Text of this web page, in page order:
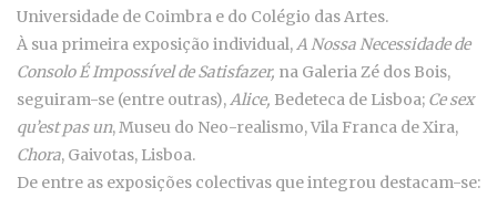
Universidade de Coimbra e do Colégio das Artes.
À sua primeira exposição individual,A Nossa Necessidade de
Consolo É Impossível de Satisfazer, na Galeria Zé dos Bois,
seguiram-se (entre outras),Alice, Bedeteca de Lisboa; Ce sex
qu’est pas un, Museu do Neo-realismo, Vila Franca de Xira,
Chora, Gaivotas, Lisboa.
De entre as exposições colectivas que integrou destacam-se: